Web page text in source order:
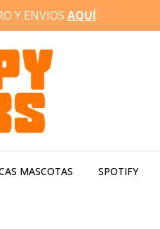
Y ENVIOS AQUÍ
MASCOTAS SPOTIFY